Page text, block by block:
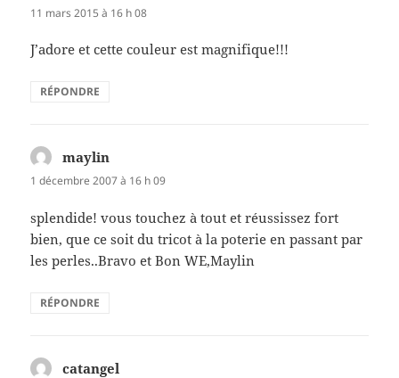
11 mars 2015 à 16 h 08
J’adore et cette couleur est magnifique!!!
RÉPONDRE
maylin
1 décembre 2007 à 16 h 09
splendide! vous touchez à tout et réussissez fort
bien, que ce soit du tricot à la poterie en passant par
les perles..Bravo et Bon WE,Maylin
RÉPONDRE
catangel